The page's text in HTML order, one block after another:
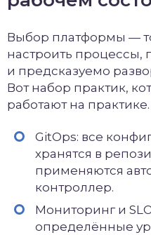
Выбор платформы —
настроить
и предсказуемо
Вот набор практик,
работают на практике.
GitOps: все
хранятся в
применяются
контроллер.
Мониторинг и
определённые